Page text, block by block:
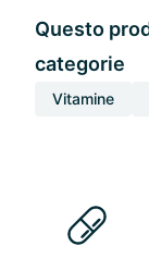
Questo
categorie
Vitamine